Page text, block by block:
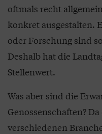
oftmals recht
konkret ausgestalten.
oder Forschung sind
Deshalb hat die
Stellenwert.
Was aber sind die
Genossenschaften?
verschiedenen